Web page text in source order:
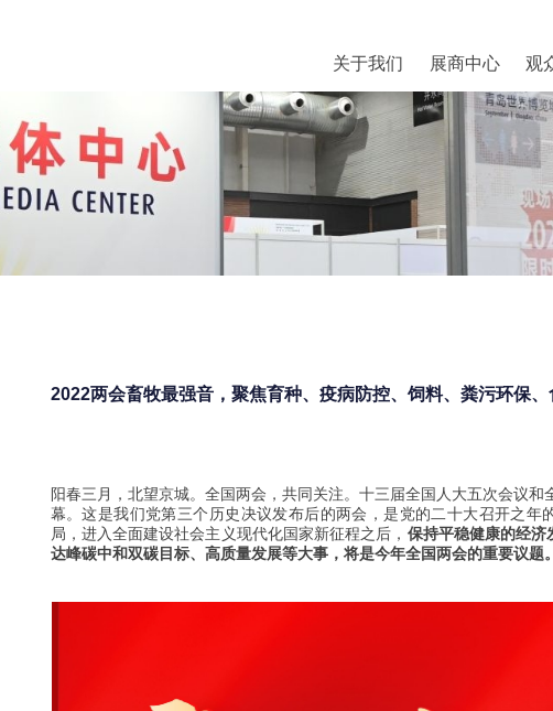
关于我们 展商中心 观
2022两会畜牧最强音，聚焦育种、疫病防控、饲料、粪污环保
阳春三月，北望京城。全国两会，共同关注。 十三届全国人大五次会议和
幕。这是我们党第三个历史决议发布后的两会，是党的二十大召开之年
局，进入全面建设社会主义现代化国家新征程之后， 保持平稳健康的经济
达峰碳中和双碳目标、高质量发展等大事，将是今年全国两会的重要议题。